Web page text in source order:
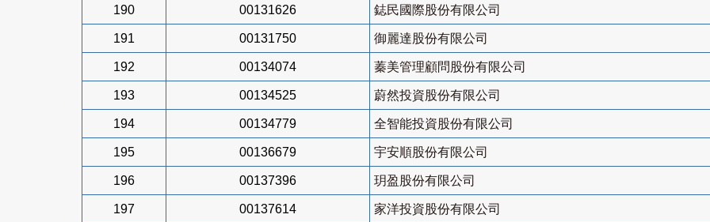
190 00131626 鋕民國際股份有限公司
191 00131750 御麗達股份有限公司
192 00134074 蓁美管理顧問股份有限公司
193 00134525 蔚然投資股份有限公司
194 00134779 全智能投資股份有限公司
195 00136679 宇安順股份有限公司
196 00137396 玥盈股份有限公司
197 00137614 家洋投資股份有限公司